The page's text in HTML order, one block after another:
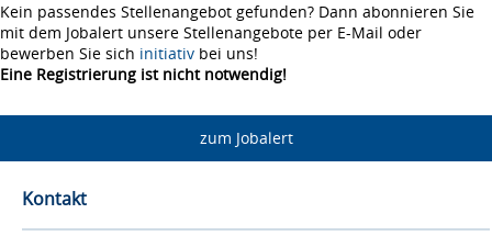
Kein passendes Stellenangebot gefunden? Dann abonnieren Sie
mit dem Jobalert unsere Stellenangebote per E-Mail oder
bewerben Sie sich initiativ bei uns!
Eine Registrierung ist nicht notwendig!
zum Jobalert
Kontakt